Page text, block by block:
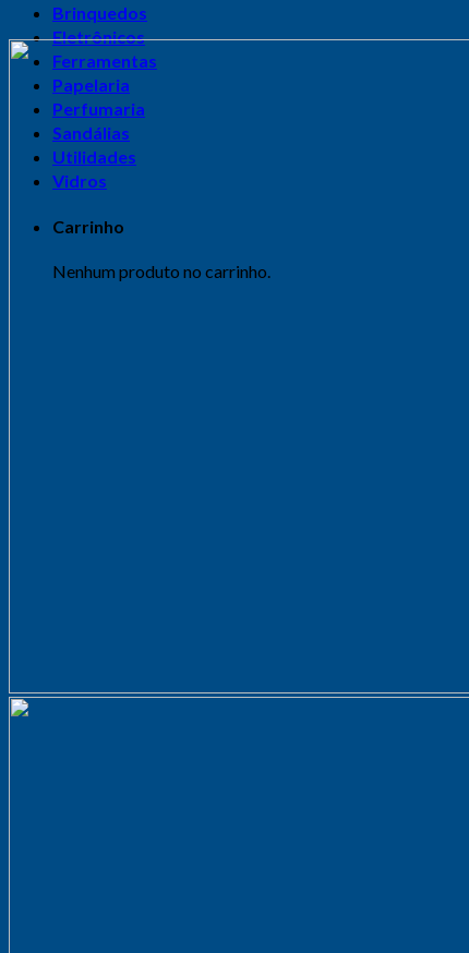
Brinquedos
Eletrônicos
Ferramentas
Papelaria
Perfumaria
Sandálias
Utilidades
Vidros
Carrinho
Nenhum produto no carrinho.